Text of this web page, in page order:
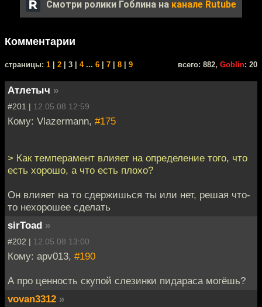
Смотри ролики Гоблина на канале Rutube
Комментарии
cтраницы: 1 2 | 3 | 4... 6 7 8 9 всего: 882, Goblin: 20
Атлетыч »
#201 | 12.05.08 12:59
Кому: Vlazermann, #175
> Как темперамент влияет на определение того, что
есть хорошо, а что есть плохо?
Он влияет на то сдержишься ты или нет, решая что-
то нехорошее сделать
sirToad »
#202 | 12.05.08 13:00
Кому: apv013, #190
А про ценность скупой слезинки пидараса могёшь?
vovan3312 »